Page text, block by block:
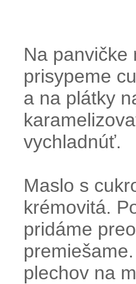
Na panvičke
prisypeme
a na plátky
vychladnúť.
Maslo s
krémovitá.
pridáme
plechov na